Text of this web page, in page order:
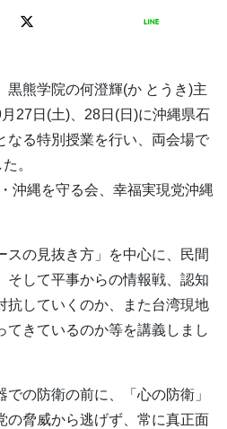
黒熊学院の何澄輝(か とうき)主
27日(土)、28日(日)に沖縄県石
なる特別授業を行い、両会場で
。
沖縄を守る会、幸福実現党沖縄
スの見抜き方」を中心に、民間
そして平事からの情報戦、認知
抗していくのか、また台湾現地
てきているのか等を講義しまし
の防衛の前に、「心の防衛」
の脅威から逃げず、常に真正面